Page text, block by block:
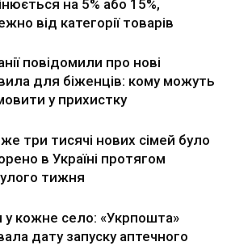
на 5% або 15%,
від категорії товарів
повідомили про нові
для біженців: кому можуть
у прихистку
три тисячі нових сімей було
в Україні протягом
тижня
у кожне село: «Укрпошта»
дату запуску аптечного